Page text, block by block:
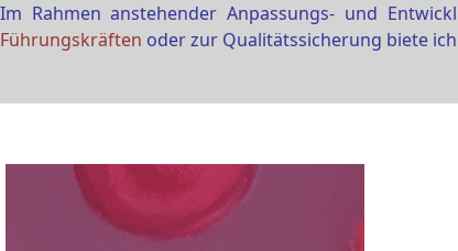
Im Rahmen anstehender Anpassungs- und
Führungskräften oder zur Qualitätssicherung biete